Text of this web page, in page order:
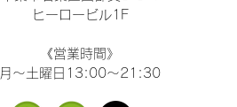
ヒーロービル1F
《営業時間》
月～土曜日13:00～21:30